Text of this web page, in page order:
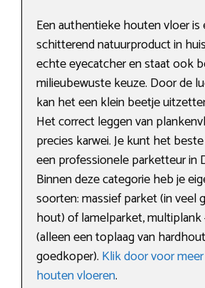
Een authentieke houten vloer is
schitterend natuurproduct in
echte eyecatcher en staat ook
milieubewuste keuze. Door de
kan het een klein beetje
Het correct leggen van
precies karwei. Je kunt het
een professionele parketteur in
Binnen deze categorie heb je
soorten: massief parket (in veel
hout) of lamelparket,
(alleen een toplaag van
goedkoper). Klik door voor
houten vloeren.